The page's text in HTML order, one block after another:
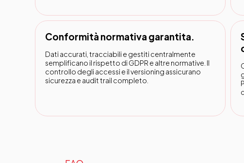
Conformità normativa garantita.
Dati accurati, tracciabili e gestiti centralmente
semplificano il rispetto di GDPR e altre normative. Il
controllo degli accessi e il versioning assicurano
sicurezza e audit trail completo.